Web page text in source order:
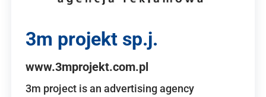
3m projekt sp.j.
www.3mprojekt.com.pl
3m project is an advertising agency